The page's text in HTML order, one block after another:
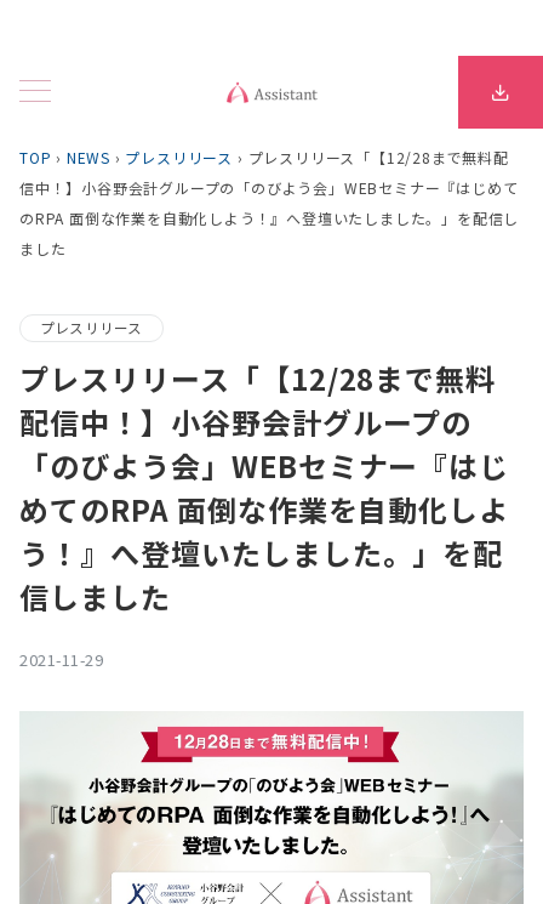
TOP › NEWS › プレスリリース › プレスリリース「【12/28まで無料配
信中！】小谷野会計グループの「のびよう会」WEBセミナー『はじめて
のRPA 面倒な作業を自動化しよう！』へ登壇いたしました。」を配信し
ました
プレスリリース
プレスリリース「【12/28まで無料
配信中！】小谷野会計グループの
「のびよう会」WEBセミナー『はじ
めてのRPA 面倒な作業を自動化しよ
う！』へ登壇いたしました。」を配
信しました
2021-11-29